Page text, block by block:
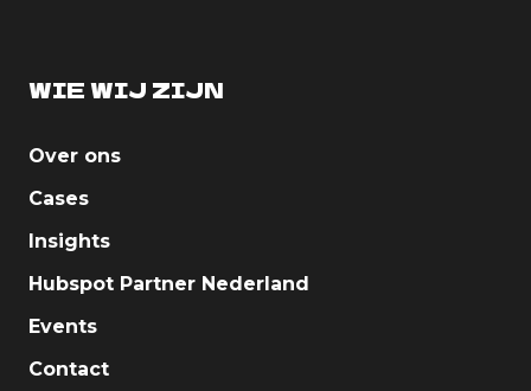
WIE WIJ ZIJN
Over ons
Cases
Insights
Hubspot Partner Nederland
Events
Contact